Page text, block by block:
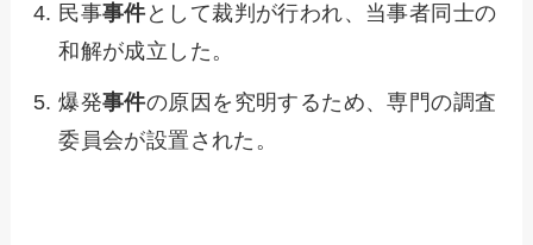
民事事件 として裁判が行われ、当事者同士の
和解が成立した。
爆発事件の原因を究明するため、専門の調査
委員会が設置された。